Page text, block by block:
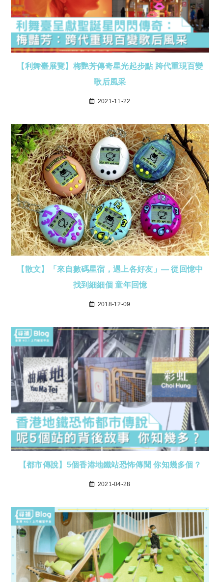
【利舞臺展覽】梅艷芳傳奇星光起步點 跨代重現百變
歌后風采
2021-11-22
【散文】「來自數碼星宿，遇上各好友」— 從回憶中
找到細細個 童年回憶
2018-12-09
【都市傳說】5個香港地鐵站恐怖傳聞 你知幾多個？
2021-04-28